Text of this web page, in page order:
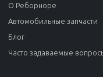
О Реборноре
Автомобильные запчасти
Блог
Часто задаваемые